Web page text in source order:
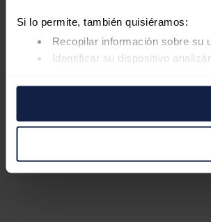
Si lo permite, también quisiéramos:
Recopilar información sobre su
Identificar su dispositivo
Las cookies de este sitio web se usan
pueden combinarla con otra